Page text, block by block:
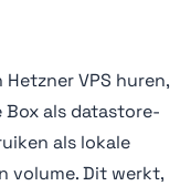
VPS huren,
Box als datastore-
als lokale
volume. Dit werkt,